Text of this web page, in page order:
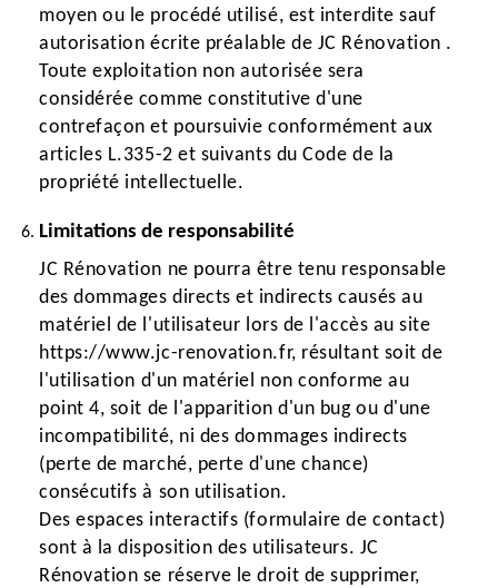
moyen ou le procédé utilisé, est interdite sauf
autorisation écrite préalable de JC Rénovation .
Toute exploitation non autorisée sera
considérée comme constitutive d'une
contrefaçon et poursuivie conformément aux
articles L.335-2 et suivants du Code de la
propriété intellectuelle.
Limitations de responsabilité
JC Rénovation ne pourra être tenu responsable
des dommages directs et indirects causés au
matériel de l'utilisateur lors de l'accès au site
https://www.jc-renovation.fr, résultant soit de
l'utilisation d'un matériel non conforme au
point 4, soit de l'apparition d'un bug ou d'une
incompatibilité, ni des dommages indirects
(perte de marché, perte d'une chance)
consécutifs à son utilisation.
Des espaces interactifs (formulaire de contact)
sont à la disposition des utilisateurs. JC
Rénovation se réserve le droit de supprimer,